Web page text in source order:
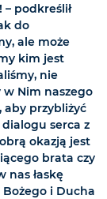
– podkreślił
do
ale może
kim jest
nie
Nim naszego
aby przybliżyć
serca z
okazją jest
brata czy
nas łaskę
Bożego i Ducha